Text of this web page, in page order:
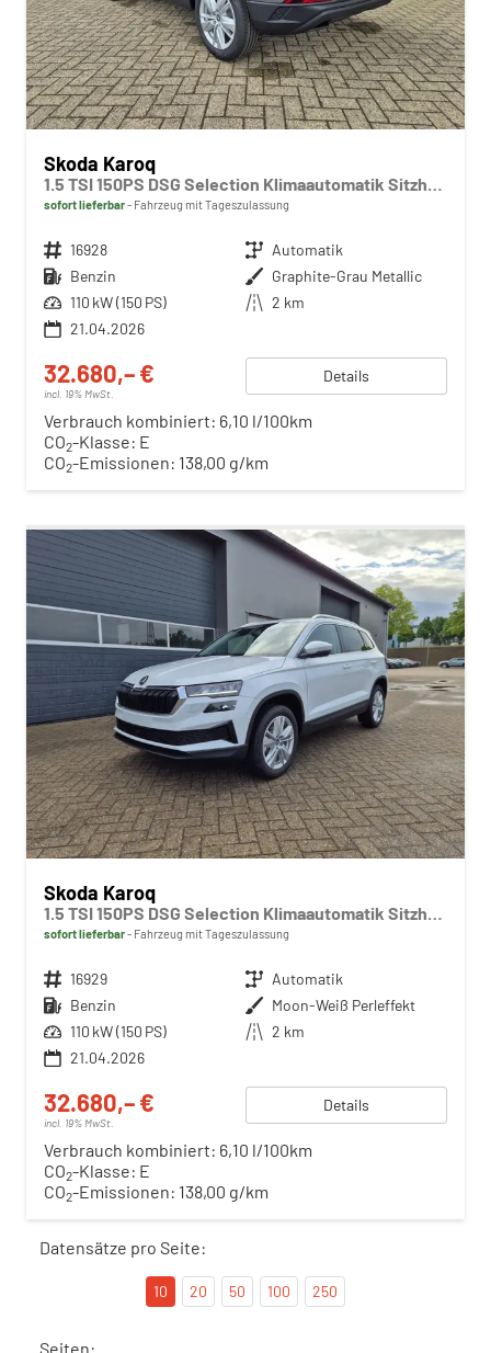
Skoda Karoq
1.5 TSI 150PS DSG Selection Klimaautomatik Sitzheizung Lenkradheizung ACC PDC v+h Rückf.Kamera abg.Scheiben Apple CarPlay Android Auto 17"LM
sofort lieferbar Fahrzeug mit Tageszulassung
Fahrzeugnr. 16928 Getriebe Automatik
Kraftstoff Benzin Außenfarbe Graphite-Grau Metallic
Leistung 110 kW (150 PS) Kilometerstand 2 km
21.04.2026
32.680,– €
incl. 19% MwSt.
Details
Verbrauch kombiniert: 6,10 l/100km
CO2-Klasse: E
CO2-Emissionen: 138,00 g/km
Skoda Karoq
1.5 TSI 150PS DSG Selection Klimaautomatik Sitzheizung Lenkradheizung ACC PDC v+h Rückf.Kamera abg.Scheiben Apple CarPlay Android Auto 17"LM
sofort lieferbar Fahrzeug mit Tageszulassung
Fahrzeugnr. 16929 Getriebe Automatik
Kraftstoff Benzin Außenfarbe Moon-Weiß Perleffekt
Leistung 110 kW (150 PS) Kilometerstand 2 km
21.04.2026
32.680,– €
incl. 19% MwSt.
Details
Verbrauch kombiniert: 6,10 l/100km
CO2-Klasse: E
CO2-Emissionen: 138,00 g/km
Datensätze pro Seite:
10 20 50 100 250
Seiten: